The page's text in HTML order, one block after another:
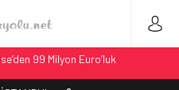
99 Milyon Euro’luk